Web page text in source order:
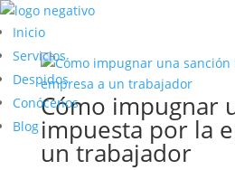
Inicio
Servicios
Despidos
Conócenos
Blog
Cómo impugnar
impuesta por la
un trabajador